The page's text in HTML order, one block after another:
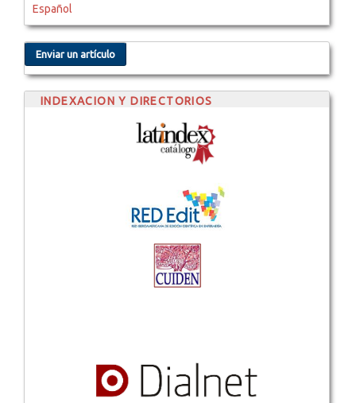
Español
Enviar un artículo
INDEXACION Y DIRECTORIOS